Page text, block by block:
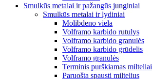
Smulkūs metalai ir pažangūs junginiai
Smulkūs metalai ir lydiniai
Molibdeno viela
Volframo karbido rutulys
Volframo karbido granulės
Volframo karbido grūdelis
Volframo granulės
Terminis purškiamas milteliai
Paruošta spausti miltelius